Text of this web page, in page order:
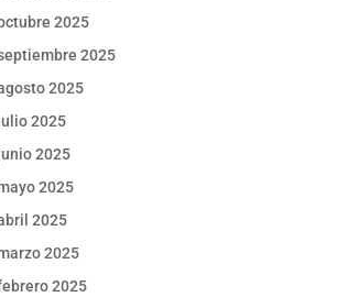
2025
2025
2025
2025
2025
2025
2025
2025
2025